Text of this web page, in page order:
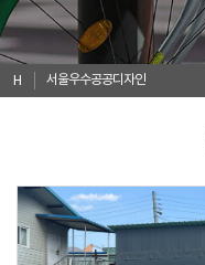
H 서울우수공공디자인